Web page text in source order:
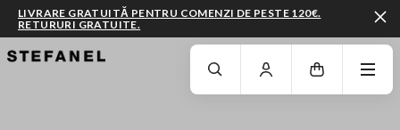
MERGI LA CONȚINUTUL PRINCIPALDERULEAZĂ ÎN JOS
LIVRARE GRATUITĂ PENTRU COMENZI DE PESTE 120€.
RETURURI GRATUITE.